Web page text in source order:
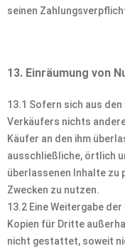
seinen
13. Einräumung von
13.1 Sofern sich aus
Verkäufers nichts
Käufer an den ihm
ausschließliche, örtlich
überlassenen Inhalte zu
Zwecken zu nutzen.
13.2 Eine Weitergabe
Kopien für Dritte
nicht gestattet, soweit